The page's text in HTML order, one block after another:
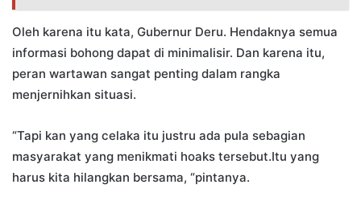
Oleh karena itu kata, Gubernur Deru. Hendaknya semua
informasi bohong dapat di minimalisir. Dan karena itu,
peran wartawan sangat penting dalam rangka
menjernihkan situasi.
“Tapi kan yang celaka itu justru ada pula sebagian
masyarakat yang menikmati hoaks tersebut.Itu yang
harus kita hilangkan bersama, “pintanya.